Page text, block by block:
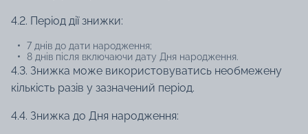
4.2. Період дії знижки:
7 днів до дати народження;
8 днів після включаючи дату Дня народження.
4.3. Знижка може використовуватись необмежену
кількість разів у зазначений період.
4.4. Знижка до Дня народження: